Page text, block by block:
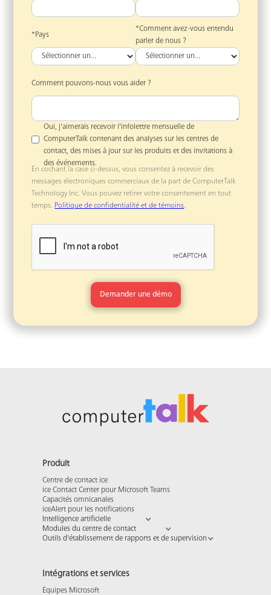
*Pays
*Comment avez-vous entendu
parler de nous ?
Comment pouvons-nous vous aider ?
Oui, j'aimerais recevoir l'infolettre mensuelle de
ComputerTalk contenant des analyses sur les centres de
contact, des mises à jour sur les produits et des invitations à
des événements.
En cochant la case ci-dessus, vous consentez à recevoir des
messages électroniques commerciaux de la part de ComputerTalk
Technology Inc. Vous pouvez retirer votre consentement en tout
temps. Politique de confidentialité et de témoins.
Produit
Centre de contact ice
ice Contact Center pour Microsoft Teams
Capacités omnicanales
iceAlert pour les notifications
Intelligence artificielle
Modules du centre de contact
Outils d'établissement de rapports et de supervision
Intégrations et services
Équipes Microsoft